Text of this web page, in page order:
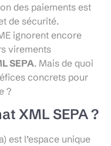
des paiements est
de sécurité.
ignorent encore
virements
SEPA. Mais de quoi
concrets pour
?
XML SEPA ?
est l’espace unique